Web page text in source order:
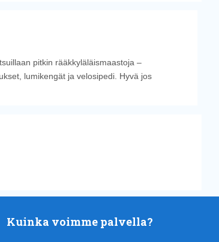
pitkin rääkkyläläismaastoja –
lumikengät ja velosipedi. Hyvä jos
Kuinka voimme palvella?